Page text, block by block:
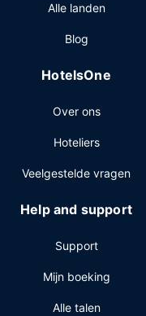
roomservice. Er zijn ook
tot rust met een lekker
lekker ontbijtbuffet, dat
zijn een
en een 24-uurs
in Isle of Arran? Kies voor
aan ruimte, waaronder een
en een vergaderruimte.
Alle landen
Blog
HotelsOne
Over ons
Hoteliers
Veelgestelde vragen
Help and support
Support
Mijn boeking
Alle talen